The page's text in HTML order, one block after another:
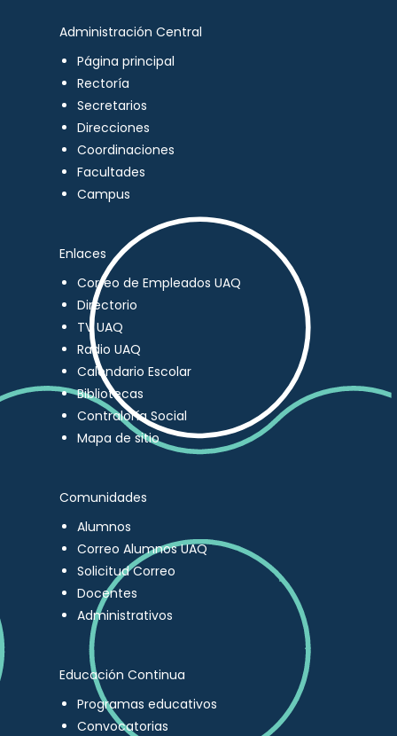
Administración Central
Página principal
Rectoría
Secretarios
Direcciones
Coordinaciones
Facultades
Campus
Enlaces
Correo de Empleados UAQ
Directorio
TV UAQ
Radio UAQ
Calendario Escolar
Bibliotecas
Contraloría Social
Mapa de sitio
Comunidades
Alumnos
Correo Alumnos UAQ
Solicitud Correo
Docentes
Administrativos
Educación Continua
Programas educativos
Convocatorias